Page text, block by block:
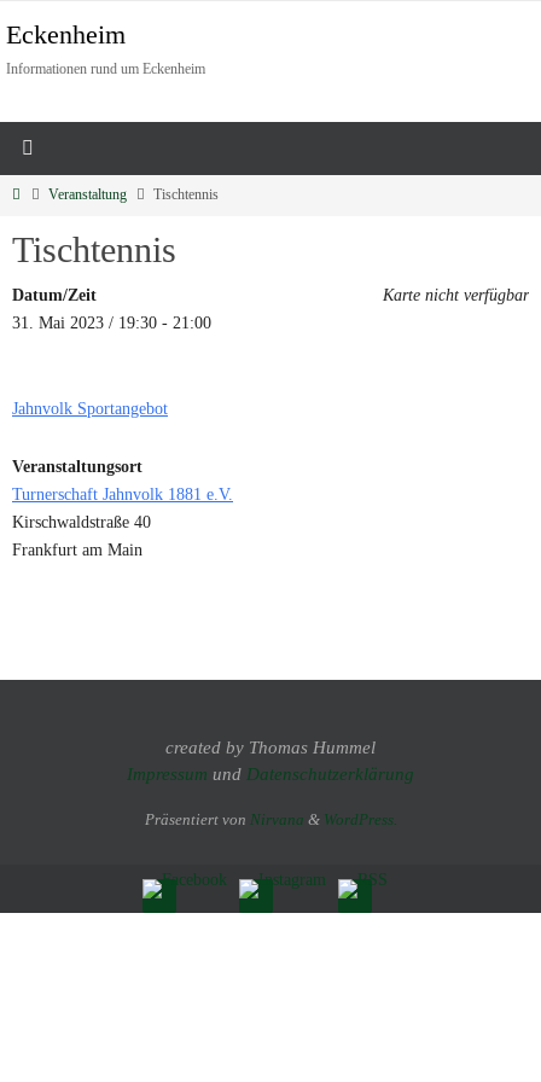
Eckenheim
Informationen rund um Eckenheim
Veranstaltung Tischtennis
Tischtennis
Karte nicht verfügbar
Datum/Zeit
31. Mai 2023 / 19:30 - 21:00
Jahnvolk Sportangebot
Veranstaltungsort
Turnerschaft Jahnvolk 1881 e.V.
Kirschwaldstraße 40
Frankfurt am Main
created by Thomas Hummel
Impressum und Datenschutzerklärung
Präsentiert von Nirvana & WordPress.